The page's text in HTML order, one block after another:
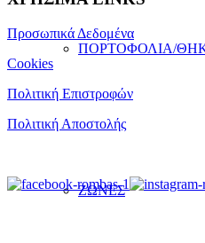
ΠΟΡΤΟΦΟΛΙΑ/
ΖΩΝΕΣ
Προσωπικά Δεδομένα
Cookies
Πολιτική Επιστροφών
Πολιτική Αποστολής